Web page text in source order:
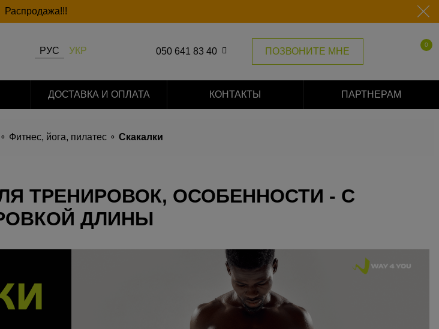
Распродажа!!!
РУС УКР 050 641 83 40 ПОЗВОНИТЕ МНЕ
0
ДОСТАВКА И ОПЛАТА КОНТАКТЫ ПАРТНЕРАМ
Фитнес, йога, пилатес Скакалки
ТРЕНИРОВОК, ОСОБЕННОСТИ - С
ДЛИНЫ